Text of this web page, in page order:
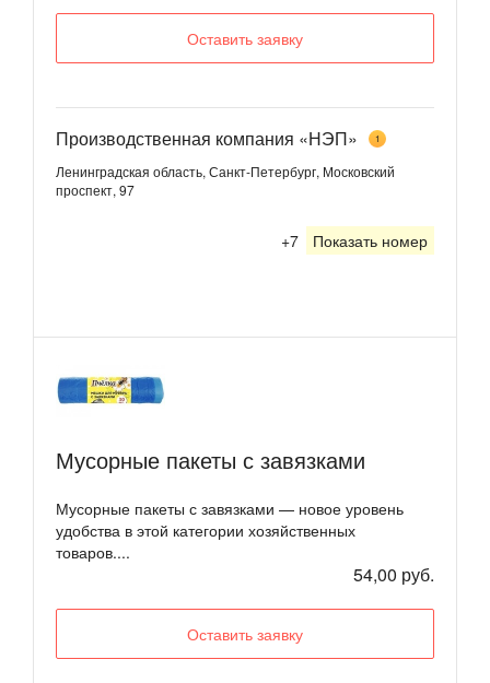
Оставить заявку
Производственная компания «НЭП» 1
Ленинградская область, Санкт-Петербург, Московский
проспект, 97
+7 Показать номер
Мусорные пакеты с завязками
Мусорные пакеты с завязками — новое уровень
удобства в этой категории хозяйственных
товаров....
54,00 руб.
Оставить заявку